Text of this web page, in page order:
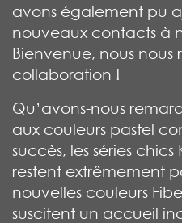
avons également pu
nouveaux contacts à
Bienvenue, nous nous
collaboration !
Qu’avons-nous
aux couleurs pastel
succès, les séries
restent extrêmement
nouvelles couleurs
suscitent un accueil